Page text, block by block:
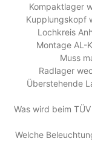
Kompaktlager
Kupplungskopf
Lochkreis
Montage AL-
Muss
Radlager
Überstehende
Was wird beim
Welche